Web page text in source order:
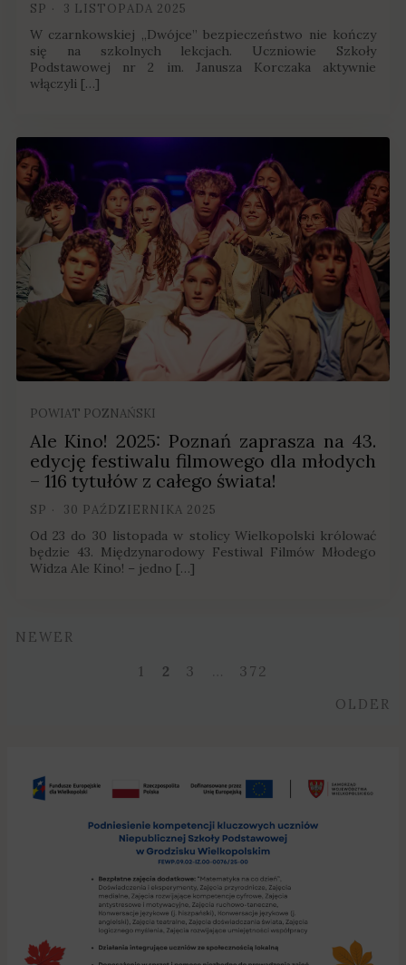
SP 3 LISTOPADA 2025
W czarnkowskiej „Dwójce” bezpieczeństwo nie kończy
się na szkolnych lekcjach. Uczniowie Szkoły
Podstawowej nr 2 im. Janusza Korczaka aktywnie
włączyli […]
POWIAT POZNAŃSKI
Ale Kino! 2025: Poznań zaprasza na 43.
edycję festiwalu filmowego dla młodych
– 116 tytułów z całego świata!
SP 30 PAŹDZIERNIKA 2025
Od 23 do 30 listopada w stolicy Wielkopolski królować
będzie 43. Międzynarodowy Festiwal Filmów Młodego
Widza Ale Kino! – jedno […]
Newer
NEWER
1 2 3
372
OLDER
Bezpłatne
zajęcia
Podstawowej